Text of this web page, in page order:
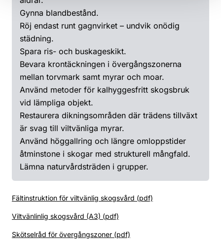
Gynna blandbestånd.
Röj endast runt gagnvirket – undvik onödig
städning.
Spara ris- och buskageskikt.
Bevara krontäckningen i övergångszonerna
mellan torvmark samt myrar och moar.
Använd metoder för kalhyggesfritt skogsbruk
vid lämpliga objekt.
Restaurera dikningsområden där trädens tillväxt
är svag till viltvänliga myrar.
Använd höggallring och längre omloppstider
åtminstone i skogar med strukturell mångfald.
Lämna naturvårdsträden i grupper.
Fältinstruktion för viltvänlig skogsvård (pdf)
Viltvänlinlig skogsvård (A3) (pdf)
Skötselråd för övergångszoner (pdf)